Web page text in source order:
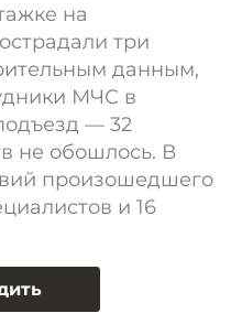
на
три
данным,
МЧС в
— 32
не обошлось. В
произошедшего
и 16